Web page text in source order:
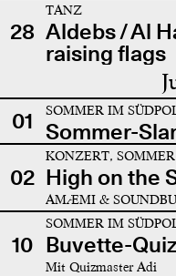
28
TANZ
Aldebs / Al
raising flags
01 SOMMER IM
Sommer-
02
KONZERT,
High on the
AMÆMI &
10
SOMMER IM
Buvette-Quiz
Mit Quizmaster Adi